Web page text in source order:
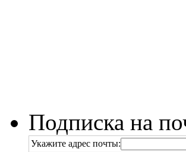
Подписка на
Укажите адрес почты: